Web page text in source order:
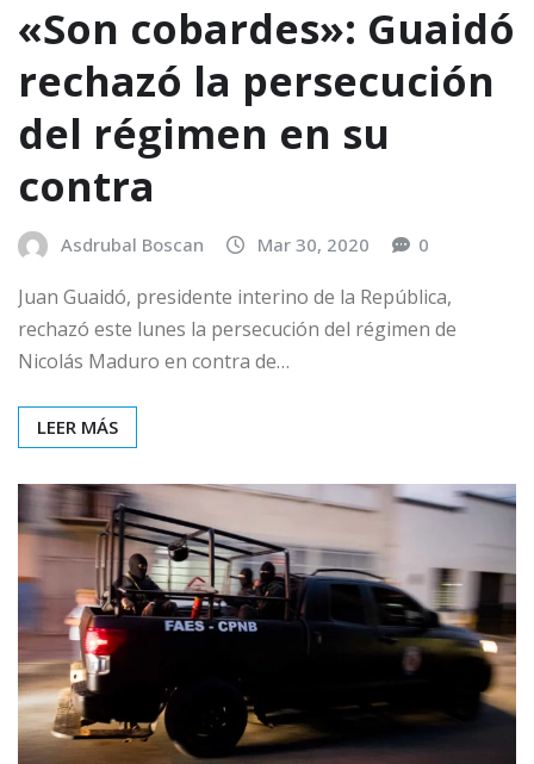
«Son cobardes»: Guaidó
rechazó la persecución
del régimen en su
contra
Asdrubal Boscan Mar 30, 2020 0
Juan Guaidó, presidente interino de la República,
rechazó este lunes la persecución del régimen de
Nicolás Maduro en contra de…
LEER MÁS